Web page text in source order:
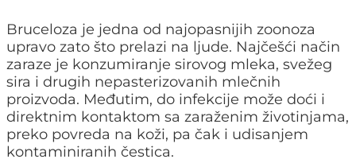
Bruceloza je jedna od najopasnijih zoonoza
upravo zato što prelazi na ljude. Najčešći način
zaraze je konzumiranje sirovog mleka, svežeg
sira i drugih nepasterizovanih mlečnih
proizvoda. Međutim, do infekcije može doći i
direktnim kontaktom sa zaraženim životinjama,
preko povreda na koži, pa čak i udisanjem
kontaminiranih čestica.